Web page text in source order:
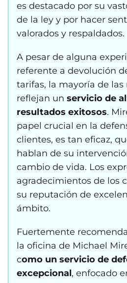
es destacado por su
de la ley y por hacer
valorados y respaldados.
A pesar de alguna
referente a devolución
tarifas, la mayoría de las
reflejan un servicio de
resultados exitosos.
papel crucial en la
clientes, es tan eficaz,
hablan de su
cambio de vida. Los
agradecimientos de los
su reputación de
ámbito.
Fuertemente
la oficina de Michael
como un servicio de
excepcional, enfocado